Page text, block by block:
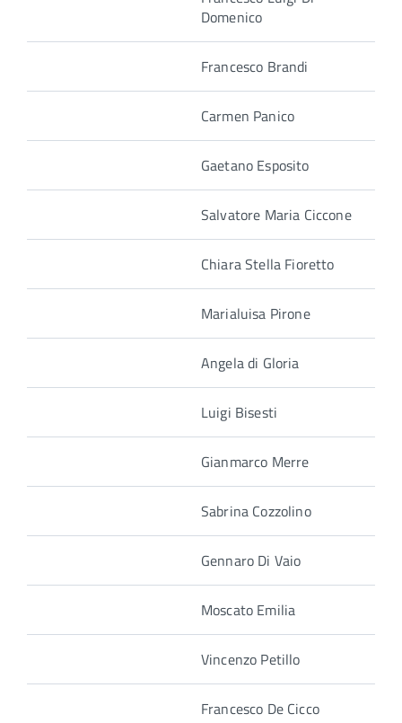
Domenico
Francesco Brandi
Carmen Panico
Gaetano Esposito
Salvatore Maria Ciccone
Chiara Stella Fioretto
Marialuisa Pirone
Angela di Gloria
Luigi Bisesti
Gianmarco Merre
Sabrina Cozzolino
Gennaro Di Vaio
Moscato Emilia
Vincenzo Petillo
Francesco De Cicco